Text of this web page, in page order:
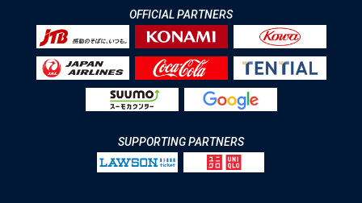
OFFICIAL PARTNERS
SUPPORTING PARTNERS